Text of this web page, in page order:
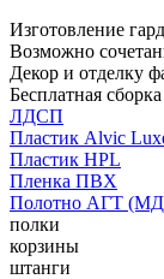
Изготовление
Возможно
Декор и отделку
Бесплатная
ЛДСП
Пластик Alvic
Пластик HPL
Пленка ПВХ
Полотно АГТ
полки
корзины
штанги